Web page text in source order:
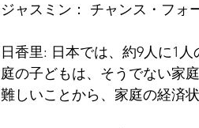
ジャスミン： チャンス・フォ
日香里: 日本では、約9人に1
庭の子どもは、そうでない家
難しいことから、家庭の経済